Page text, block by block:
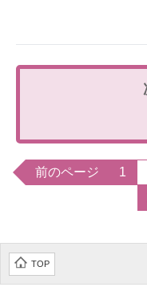
前のページ 1
TOP